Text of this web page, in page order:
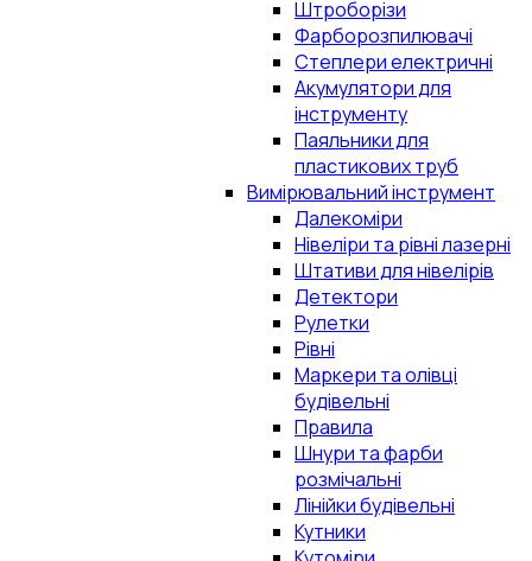
Штроборізи
Фарборозпилювачі
Степлери електричні
Акумулятори для
інструменту
Паяльники для
пластикових труб
Вимірювальний інструмент
Далекоміри
Нівеліри та рівні лазерні
Штативи для нівелірів
Детектори
Рулетки
Рівні
Маркери та олівці
будівельні
Правила
Шнури та фарби
розмічальні
Лінійки будівельні
Кутники